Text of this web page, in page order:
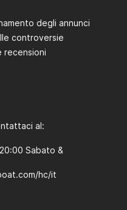
degli annunci
controversie
recensioni
al:
Sabato &
hc/it